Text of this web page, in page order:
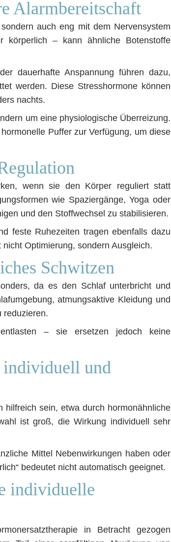
Alarmbereitschaft
auch eng mit dem Nervensystem
körperlich – kann ähnliche Botenstoffe
dauerhafte Anspannung führen dazu,
werden. Diese Stresshormone können
nachts.
um eine physiologische Überreizung.
Puffer zur Verfügung, um diese
wenn sie den Körper reguliert statt
wie Spaziergänge, Yoga oder
und den Stoffwechsel zu stabilisieren.
feste Ruhezeiten tragen ebenfalls dazu
Optimierung, sondern Ausgleich.
Schwitzen
da es den Schlaf unterbricht und
atmungsaktive Kleidung und
reduzieren.
– sie ersetzen jedoch keine
individuell und
hilfreich sein, etwa durch hormonähnliche
ist groß, die Wirkung individuell sehr
Mittel Nebenwirkungen haben oder
bedeutet nicht automatisch geeignet.
individuelle
in Betracht gezogen